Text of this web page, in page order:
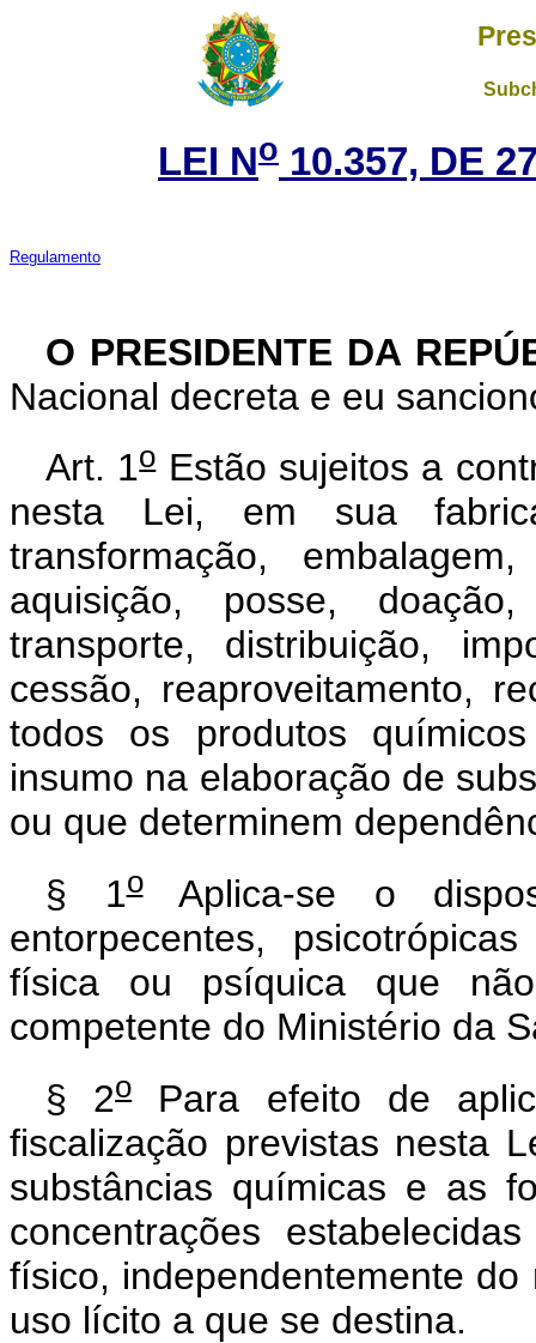
LEI No 10.357, DE
Regulamento
O PRESIDENTE DA
Nacional decreta e eu
Art. 1oEstão sujeitos a
nesta Lei, em sua
transformação,
aquisição, posse,
transporte, distribuição,
cessão, reaproveitamento,
todos os produtos
insumo na elaboração de
ou que determinem
§ 1oAplica-se o
entorpecentes,
física ou psíquica que
competente do Ministério da
§ 2oPara efeito de
fiscalização previstas nesta
substâncias químicas e as
concentrações
físico, independentemente
uso lícito a que se destina.